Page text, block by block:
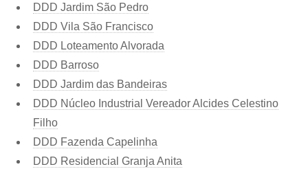
DDD Jardim São Pedro
DDD Vila São Francisco
DDD Loteamento Alvorada
DDD Barroso
DDD Jardim das Bandeiras
DDD Núcleo Industrial Vereador Alcides Celestino
Filho
DDD Fazenda Capelinha
DDD Residencial Granja Anita